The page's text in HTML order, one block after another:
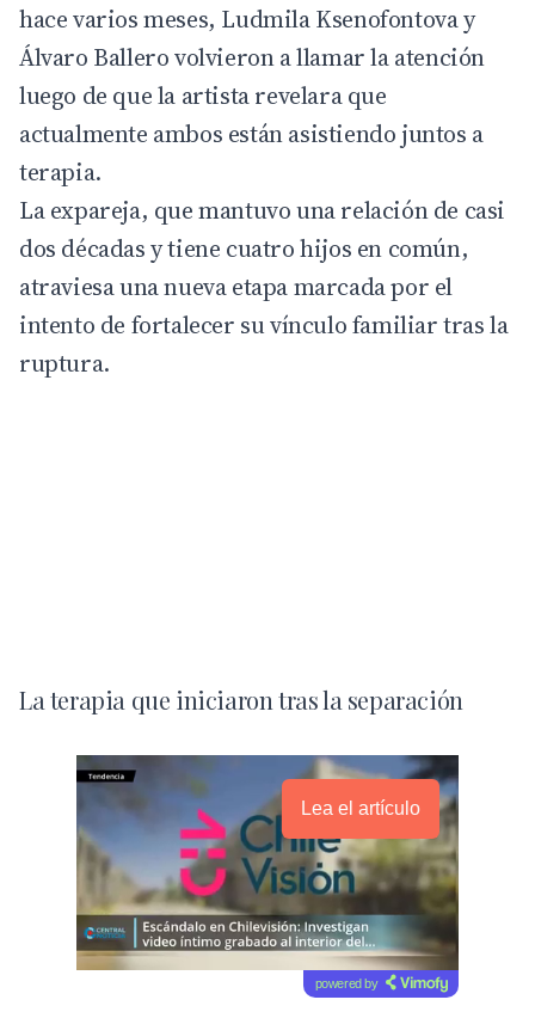
hace varios meses, Ludmila Ksenofontovay
Álvaro Ballerovolvieron a llamar la atención
luego de que la artista revelara que
actualmente ambos están asistiendo juntos a
terapia.
La expareja, que mantuvo una relación de casi
dos décadas y tiene cuatro hijos en común,
atraviesa una nueva etapa marcada por el
intento de fortalecer su vínculo familiar tras la
ruptura.
La terapia que iniciaron tras la separación
Lea el artículo
powered by